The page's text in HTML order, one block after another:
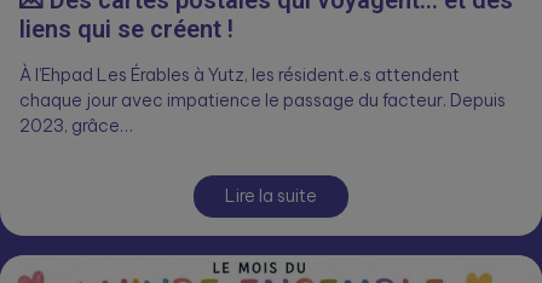
liens qui se créent !
À l’Ehpad Les Érables à Yutz, les résident.e.s attendent
chaque jour avec impatience le passage du facteur. Depuis
2023, grâce…
Lire la suite